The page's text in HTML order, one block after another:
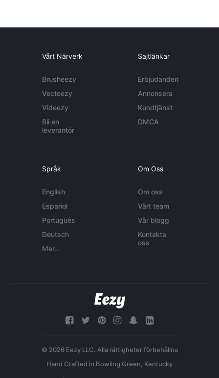
Vårt Närverk
Brusheezy
Vecteezy
Videezy
Bli en
leverantör
Sajtlänkar
Erbjudanden
Annonsera
Kundtjänst
DMCA
Språk
English
Español
Português
Deutsch
Mer...
Om Oss
Om oss
Vårt team
Vår blogg
Kontakta
oss
© 2026 Eezy LLC. Alla rättigheter förbehållna